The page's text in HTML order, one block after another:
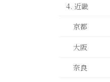
4. 近畿
京都
大阪
奈良